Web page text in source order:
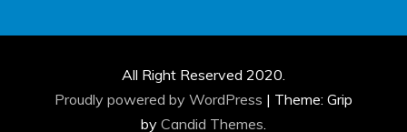
All Right Reserved 2020.
Proudly powered by WordPress | Theme: Grip
by Candid Themes